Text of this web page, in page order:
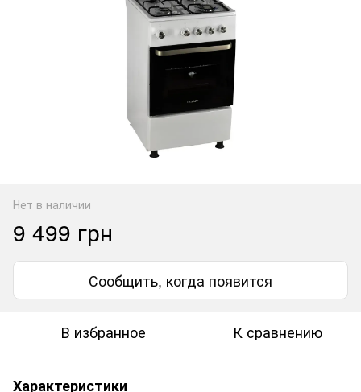
Нет в наличии
9 499 грн
Сообщить, когда появится
В избранное К сравнению
Характеристики